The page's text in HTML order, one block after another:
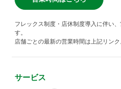
フレックス制度・店休制度導入に伴い
す。
店舗ごとの最新の営業時間は上記リンク
サービス